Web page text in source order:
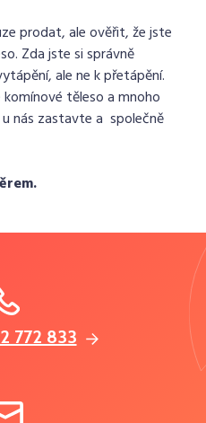
prodat, ale ověřit, že jste
Zda jste si správně
ale ne k přetápění.
těleso a mnoho
nás zastavte a společně
772 833